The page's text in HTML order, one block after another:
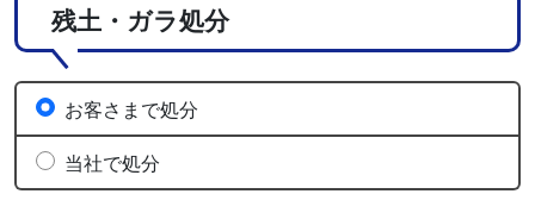
残土・ガラ処分
お客さまで処分
当社で処分